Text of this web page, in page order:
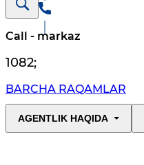
Call - markaz
1082;
BARCHA RAQAMLAR
AGENTLIK HAQIDA